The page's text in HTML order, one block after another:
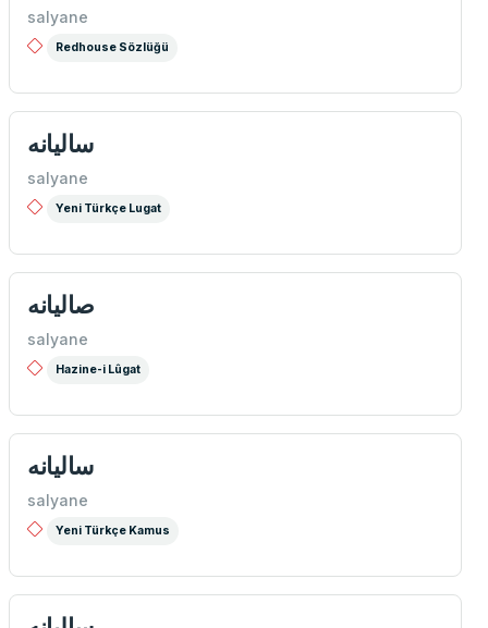
salyane
Redhouse Sözlüğü
ساليانه
salyane
Yeni Türkçe Lugat
صاليانه
salyane
Hazine-i Lûgat
سالیانه
salyane
Yeni Türkçe Kamus